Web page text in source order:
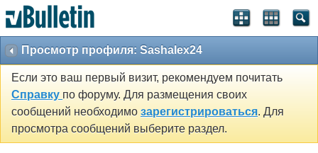
Просмотр профиля: Sashalex24
Если это ваш первый визит, рекомендуем почитать
Справку по форуму. Для размещения своих
сообщений необходимо зарегистрироваться. Для
просмотра сообщений выберите раздел.